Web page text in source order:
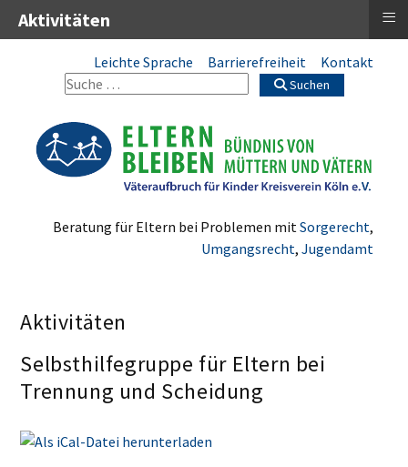
Leichte Sprache Barrierefreiheit Kontakt
Suchen
Beratung für Eltern bei Problemen mit Sorgerecht,
Umgangsrecht, Jugendamt
Aktivitäten
Selbsthilfegruppe für Eltern bei
Trennung und Scheidung
Aktivitäten ≡